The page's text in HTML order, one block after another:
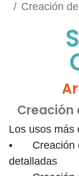
Creación
Creación
Los usos más
•
Creación
detalladas